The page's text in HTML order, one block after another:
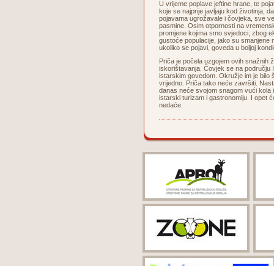
U vrijeme poplave jeftine hrane, te
koje se najprije javljaju kod životinja,
pojavama ugrožavale i čovjeka, sve
pasmine. Osim otpornosti na
promjene kojima smo svjedoci, zbog
gustoće populacije, jako su smanjene
ukoliko se pojavi, goveda u boljoj
Priča je počela uzgojem ovih snažnih
iskorištavanja. Čovjek se na području
istarskim govedom. Okružje im je bilo
vrijedno. Priča tako neće završiti.
danas neće svojom snagom vući kola
istarski turizam i gastronomiju. I opet
nedaće.